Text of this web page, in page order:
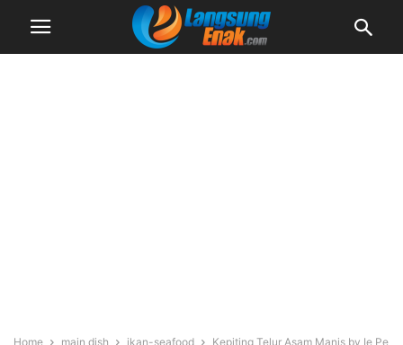
Home main dish ikan-seafood
Kepiting Telur Asam Manis by Ie Pe